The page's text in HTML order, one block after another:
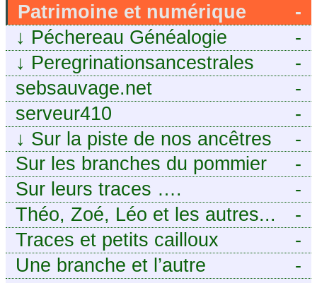
-
Patrimoine et numérique
-
↓ Péchereau Généalogie
-
↓ Peregrinationsancestrales
-
sebsauvage.net
-
serveur410
-
↓ Sur la piste de nos ancêtres
en Périgord.
-
Sur les branches du pommier
-
Sur leurs traces ….
-
Théo, Zoé, Léo et les autres...
-
Traces et petits cailloux
-
Une branche et l’autre